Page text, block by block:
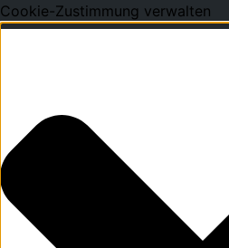
Cookie-Zustimmung verwalten